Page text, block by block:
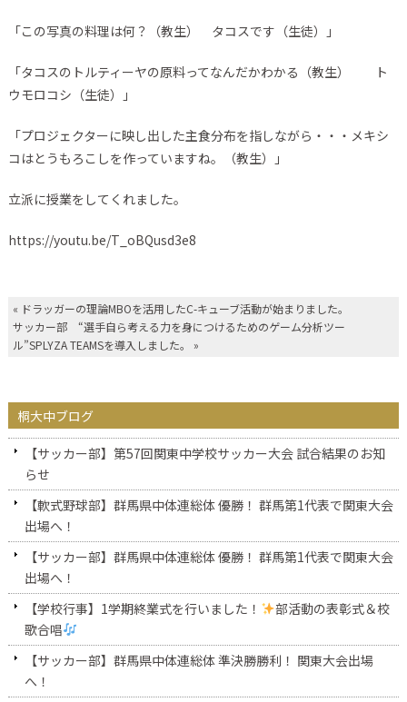
「この写真の料理は何？（教生） タコスです（生徒）」
「タコスのトルティーヤの原料ってなんだかわかる（教生） ト
ウモロコシ（生徒）」
「プロジェクターに映し出した主食分布を指しながら・・・メキシ
コはとうもろこしを作っていますね。（教生）」
立派に授業をしてくれました。
https://youtu.be/T_oBQusd3e8
« ドラッガーの理論MBOを活用したC-キューブ活動が始まりました。
サッカー部 “選手自ら考える力を身につけるためのゲーム分析ツー
ル”SPLYZA TEAMSを導入しました。
»
桐大中ブログ
【サッカー部】第57回関東中学校サッカー大会 試合結果のお知
らせ
【軟式野球部】群馬県中体連総体 優勝！ 群馬第1代表で関東大会
出場へ！
【サッカー部】群馬県中体連総体 優勝！ 群馬第1代表で関東大会
出場へ！
【学校行事】1学期終業式を行いました！
部活動の表彰式＆校
歌合唱
【サッカー部】群馬県中体連総体 準決勝勝利！ 関東大会出場
へ！